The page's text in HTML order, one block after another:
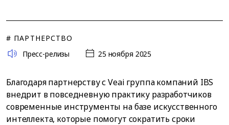
# ПАРТНЕРСТВО
Пресс-релизы
25 ноября 2025
Благодаря партнерству с Veai группа компаний IBS
внедрит в повседневную практику разработчиков
современные инструменты на базе искусственного
интеллекта, которые помогут сократить сроки